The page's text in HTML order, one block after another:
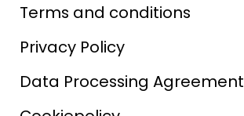
Terms and conditions
Privacy Policy
Data Processing Agreement